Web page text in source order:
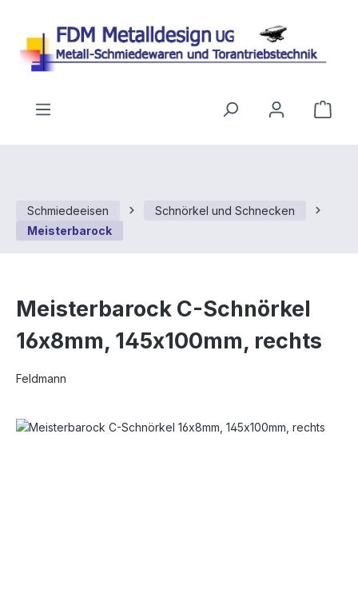
Schmiedeeisen
Schnörkel und Schnecken
Meisterbarock
Meisterbarock C-Schnörkel
16x8mm, 145x100mm, rechts
Feldmann
Bildergalerie überspringen